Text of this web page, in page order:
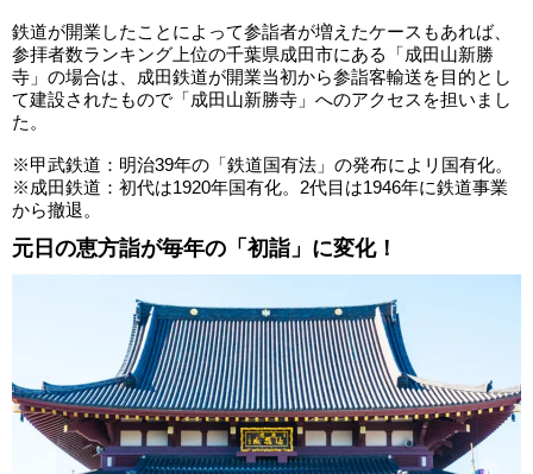
鉄道が開業したことによって参詣者が増えたケースもあれば、
参拝者数ランキング上位の千葉県成田市にある「成田山新勝
寺」の場合は、成田鉄道が開業当初から参詣客輸送を目的とし
て建設されたもので「成田山新勝寺」へのアクセスを担いまし
た。
※甲武鉄道：明治39年の「鉄道国有法」の発布によリ国有化。
※成田鉄道：初代は1920年国有化。2代目は1946年に鉄道事業
から撤退。
元日の恵方詣が毎年の「初詣」に変化！